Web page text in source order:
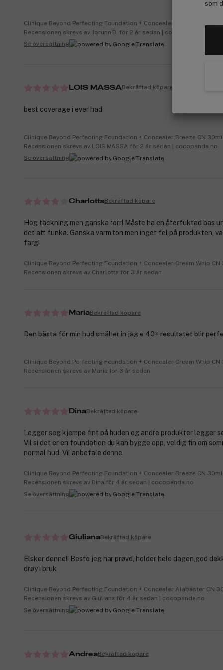
som
Clinique Beyond Perfecting Foundation + Concealer Ivory CN 30ml
Recensionen skrevs av Jorunn B. för 2 år sedan | cocopanda.no
Se översättning
LOIS MASSABekräftad köpare
best coverage i ever had
Clinique Beyond Perfecting Foundation + Concealer Breeze CN 30ml
Recensionen skrevs av LOIS MASSA för 2 år sedan | cocopanda.no
Se översättning
CharlottaBekräftad köpare
Hög täckning men ganska torr! Måste ha en återfuktad bas
det att funka. Ganska varm ton men inget fel på produkten,
färg!
Clinique Beyond Perfecting Foundation + Concealer Cream Whip CN
Recensionen skrevs av Charlotta för 3 år sedan
MariaBekräftad köpare
Den bästa för min hud smälter in jag e 40+ resultatet blir
Clinique Beyond Perfecting Foundation + Concealer Cream Whip CN
Recensionen skrevs av Maria för 3 år sedan
DinaBekräftad köpare
Legger seg kjempe fint på huden og andre produkter legger
Vil si det er en foundation du kan bygge opp, veldig fin om
normal hud. Vil anbefale denne.
Clinique Beyond Perfecting Foundation + Concealer Breeze CN 30ml
Recensionen skrevs av Dina för 4 år sedan | cocopanda.no
Se översättning
GiulianaBekräftad köpare
Elsker denne!! Beste jeg har prøvd, holder hele dagen,god
drøy i bruk
Clinique Beyond Perfecting Foundation + Concealer Alabaster CN
Recensionen skrevs av Giuliana för 4 år sedan | cocopanda.no
Se översättning
AndreaBekräftad köpare